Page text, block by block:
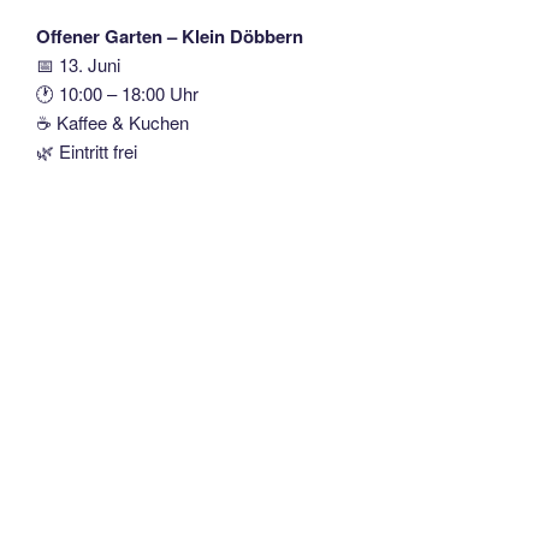
Offener Garten – Klein Döbbern
📅 13. Juni
🕐 10:00 – 18:00 Uhr
☕ Kaffee & Kuchen
🌿 Eintritt frei